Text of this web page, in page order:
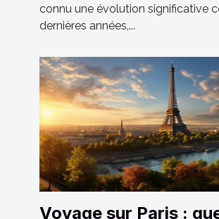
connu une évolution significative
dernières années,...
Voyage sur Paris :